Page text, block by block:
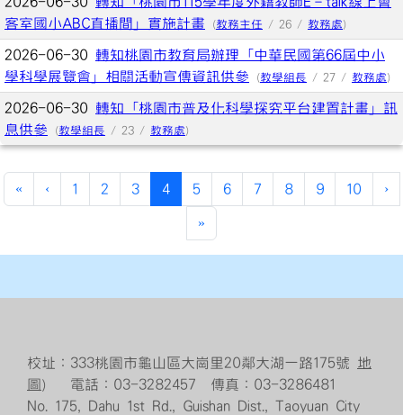
客室國小ABC直播間」實施計畫
(教務主任 / 26 / 教務處)
2026-06-30 轉知桃園市教育局辦理「中華民國第66屆中小
學科學展覽會」相關活動宣傳資訊供參
(教學組長 / 27 / 教務處)
2026-06-30 轉知「桃園市普及化科學探究平台建置計畫」訊
息供參
(教學組長 / 23 / 教務處)
« ‹ 1 2 3 4(current)
5 6 7 8 9 10 ›
»
校址：333桃園市龜山區大崗里20鄰大湖一路175號 地
圖） 電話：03-3282457 傳真：03-3286481
No. 175, Dahu 1st Rd., Guishan Dist., Taoyuan City